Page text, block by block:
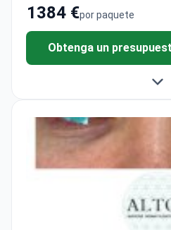
por paquete
1384 €
Obtenga un